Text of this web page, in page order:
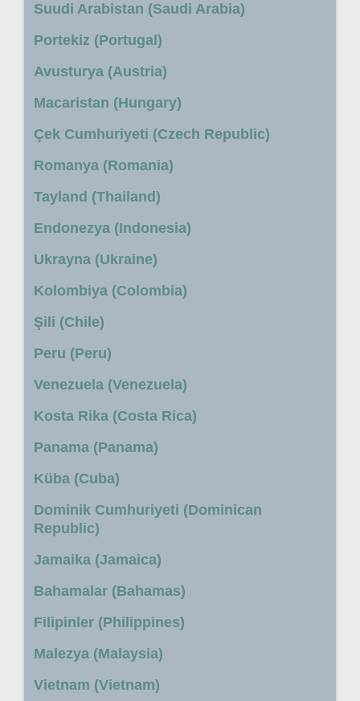
Suudi Arabistan (Saudi Arabia)
Portekiz (Portugal)
Avusturya (Austria)
Macaristan (Hungary)
Çek Cumhuriyeti (Czech Republic)
Romanya (Romania)
Tayland (Thailand)
Endonezya (Indonesia)
Ukrayna (Ukraine)
Kolombiya (Colombia)
Şili (Chile)
Peru (Peru)
Venezuela (Venezuela)
Kosta Rika (Costa Rica)
Panama (Panama)
Küba (Cuba)
Dominik Cumhuriyeti (Dominican
Republic)
Jamaika (Jamaica)
Bahamalar (Bahamas)
Filipinler (Philippines)
Malezya (Malaysia)
Vietnam (Vietnam)